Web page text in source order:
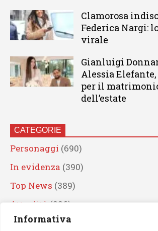
Informativa
Clamorosa
Federica Nargi:
virale
Gianluigi
Alessia
per il
dell’estate
CATEGORIE
Personaggi (690)
In evidenza (390)
Top News (389)
Attualità (336)
Eventi(330)